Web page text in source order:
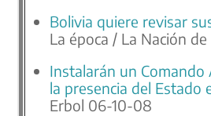
Bolivia quiere revisar
La época / La Nación
Instalarán un
la presencia del Estado
Erbol 06-10-08